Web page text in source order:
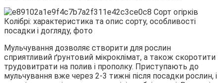
Мульчування дозволяє створити для рослин
сприятливий ґрунтовий мікроклімат, а також скоротити
трудовитрати на полив і прополку. Приступають до
мульчування вже через 2-3 тижні після посадки рослин, і